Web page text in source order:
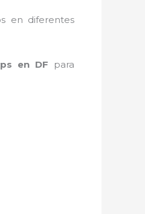
en diferentes
en DF para